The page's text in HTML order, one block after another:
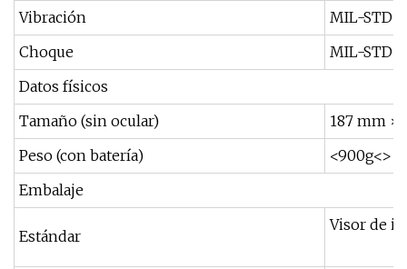
Vibración
MIL-STD-
Choque
MIL-STD-
Datos físicos
Tamaño (sin ocular)
187 mm ×
Peso (con batería)
<900g<>
Embalaje
Estándar
Visor de